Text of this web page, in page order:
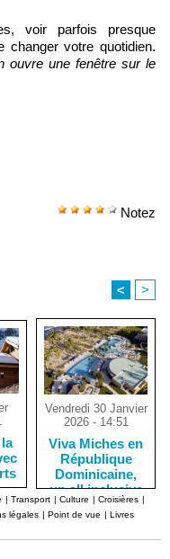
voir parfois presque
changer votre quotidien.
ouvre une fenêtre sur le
Notez
< >
Vendredi 30 Janvier
2026 - 14:51
Viva Miches en
République
Dominicaine,
un all inclusive
idéal
| Transport | Culture | Croisières |
légales | Point de vue | Livres